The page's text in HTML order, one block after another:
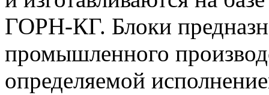
ГОРН-КГ. Блоки
промышленного
определяемой